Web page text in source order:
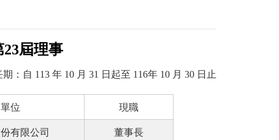
屆理事
期：自 113 年 10 月 31 日起至 116年 10 月 30 日止
位 現職
有限公司 董事長